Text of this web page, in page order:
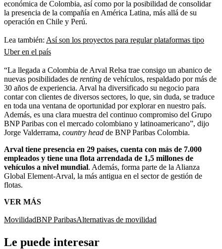
económica de Colombia, así como por la posibilidad de consolidar
la presencia de la compañía en América Latina, más allá de su
operación en Chile y Perú.
Lea también: Así son los proyectos para regular plataformas tipo
Uber en el país
“La llegada a Colombia de Arval Relsa trae consigo un abanico de
nuevas posibilidades de renting de vehículos, respaldado por más de
30 años de experiencia. Arval ha diversificado su negocio para
contar con clientes de diversos sectores, lo que, sin duda, se traduce
en toda una ventana de oportunidad por explorar en nuestro país.
Además, es una clara muestra del continuo compromiso del Grupo
BNP Paribas con el mercado colombiano y latinoamericano”, dijo
Jorge Valderrama, country head de BNP Paribas Colombia.
Arval tiene presencia en 29 países, cuenta con más de 7.000
empleados y tiene una flota arrendada de 1,5 millones de
vehículos a nivel mundial. Además, forma parte de la Alianza
Global Element-Arval, la más antigua en el sector de gestión de
flotas.
VER MÁS
MovilidadBNP ParibasAlternativas de movilidad
Le puede interesar